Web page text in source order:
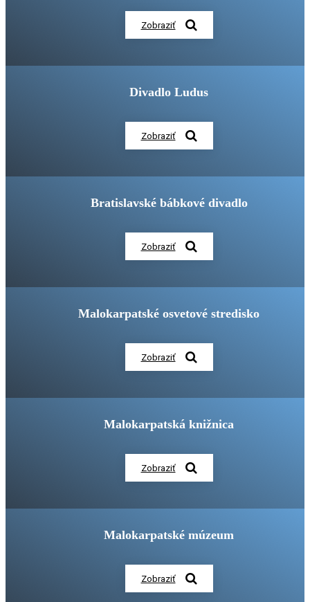
Zobraziť
Divadlo Ludus
Zobraziť
Bratislavské bábkové divadlo
Zobraziť
Malokarpatské osvetové stredisko
Zobraziť
Malokarpatská knižnica
Zobraziť
Malokarpatské múzeum
Zobraziť